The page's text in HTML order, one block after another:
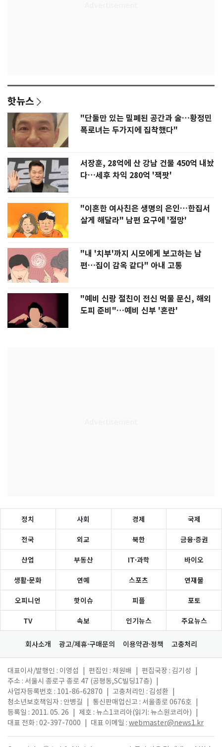
핫뉴스
"단둘만 있는 밀폐된 공간과 술…황정민
폭로녀는 두가지에 집착했다"
서장훈, 28억에 산 강남 건물 450억 내놨
다…세후 차익 280억 '잭팟'
"이혼한 여사친은 생명의 은인…한집서
살게 해달라" 남편 요구에 '절망'
"내 '치부'까지 시모에게 보고하는 남
편…집이 감옥 같다" 아내 고통
"예비 신랑 절친이 전신 먹물 문신, 해외
도피 준비"…예비 신부 '혼란'
정치 사회 경제 국제
전국 외교 북한 금융·증권
산업 부동산 IT·과학 바이오
생활·문화 연예 스포츠 연재물
오피니언 핫이슈 피플 포토
TV 속보 인기뉴스 주요뉴스
회사소개 광고/제휴·구매문의 이용약관·정책 고충처리
대표이사/발행인 : 이영섭 편집인 : 채원배 편집국장 : 김기성
주소 : 서울시 종로구 종로 47 (공평동,SC빌딩17층)
사업자등록번호 : 101-86-62870
고충처리인 : 김성환
청소년보호책임자 : 안병길
통신판매업신고 : 서울종로 0676호
등록일 : 2011. 05. 26
제호 : 뉴스1코리아(읽기: 뉴스원코리아)
대표 전화 : 02-397-7000
대표 이메일 : webmaster@news1.kr